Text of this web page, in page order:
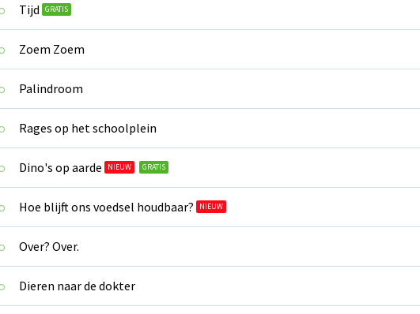
Tijd GRATIS
Zoem Zoem
Palindroom
Rages op het schoolplein
Dino's op aarde NIEUW GRATIS
Hoe blijft ons voedsel houdbaar? NIEUW
Over? Over.
Dieren naar de dokter